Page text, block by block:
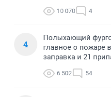
10 070 4
4
Полыхающий
главное о пожаре
заправка и 21
6 502 54